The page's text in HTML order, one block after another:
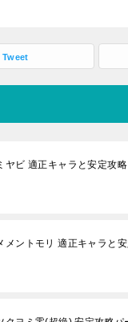
Tweet
ヤビ 適正キャラと安定攻
メントモリ 適正キャラと